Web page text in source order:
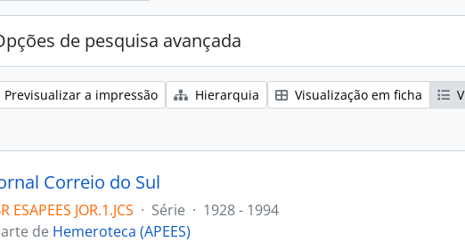
de pesquisa avançada
Previsualizar a impressão Hierarquia Visualização em ficha
Correio do Sul
ESAPEES JOR.1.JCS · Série · 1928 - 1994
de Hemeroteca (APEES)